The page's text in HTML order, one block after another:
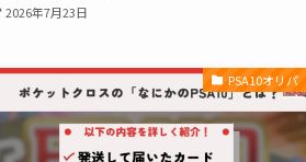
2026年7月23日
PSA10オリパ